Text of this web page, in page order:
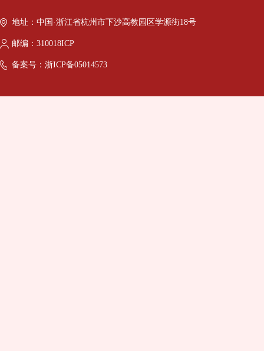
地址：中国·浙江省杭州市下沙高教园区学源街18号
邮编：310018ICP
备案号：浙ICP备05014573